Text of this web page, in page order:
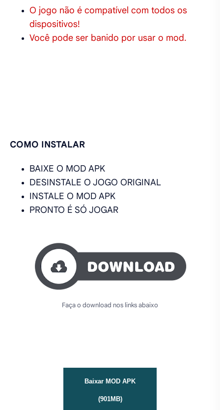
O jogo não é compatível com todos os
dispositivos!
Você pode ser banido por usar o mod.
COMO INSTALAR
BAIXE O MOD APK
DESINSTALE O JOGO ORIGINAL
INSTALE O MOD APK
PRONTO É SÓ JOGAR
Faça o download nos links abaixo
Baixar MOD APK
(901MB)